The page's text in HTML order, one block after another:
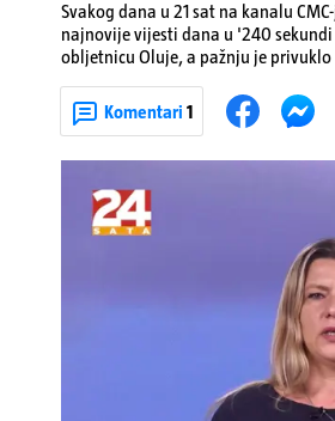
Svakog dana u 21 sat na kanalu
najnovije vijesti dana u '240
obljetnicu Oluje, a pažnju je
upozorenjima nakon nove
Krško.
Komentari 1